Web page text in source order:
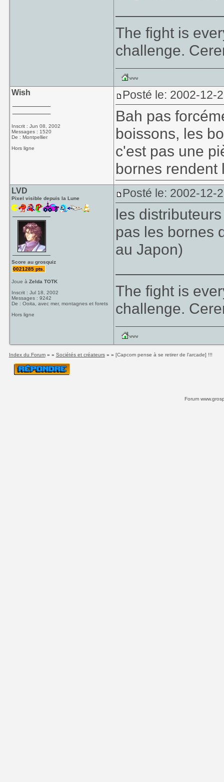
The fight is
challenge.
Wish
Inscrit : Jun 08, 2002
Messages : 1520
De : Montpellier
Hors ligne
Posté le: 2002-12-
Bah pas
boissons, les
c'est pas une
bornes rendent
LVD
Pixel visible depuis la Lune
Score au grosquiz
0021285 pts.
Joue àZelda TOTK
Inscrit : Jul 18, 2002
Messages : 9242
De : Ooita, avec mer, montagnes et forets
Hors ligne
Posté le: 2002-12-
les
pas les bornes
au Japon)
The fight is
challenge.
Index du Forum» » Sociétés et créateurs» » [Capcom pense à se retirer de l'arcade] !!!
Forum